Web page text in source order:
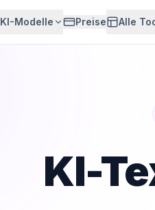
KI-Modelle Preise Alle
KI-